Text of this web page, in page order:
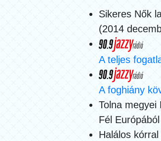
Sikeres Nők
(2014
A teljes
A foghiány
Tolna megyei
Fél
Halálos